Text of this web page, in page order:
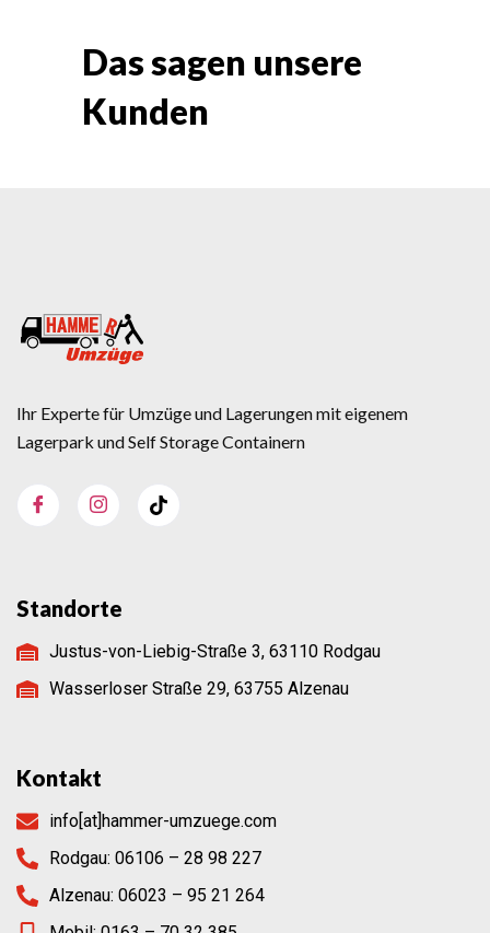
Das sagen unsere
Kunden
Ihr Experte für Umzüge und Lagerungen mit eigenem
Lagerpark und Self Storage Containern
Standorte
Justus-von-Liebig-Straße 3, 63110 Rodgau
Wasserloser Straße 29, 63755 Alzenau
Kontakt
info[at]hammer-umzuege.com
Rodgau: 06106 – 28 98 227
Alzenau: 06023 – 95 21 264